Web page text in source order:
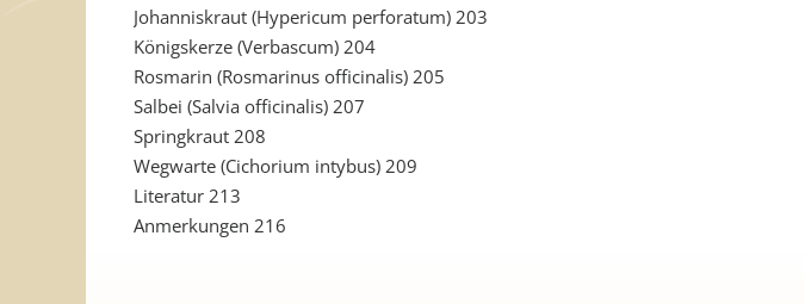
Johanniskraut (Hypericum perforatum) 203
Königskerze (Verbascum) 204
Rosmarin (Rosmarinus officinalis) 205
Salbei (Salvia officinalis) 207
Springkraut 208
Wegwarte (Cichorium intybus) 209
Literatur 213
Anmerkungen 216